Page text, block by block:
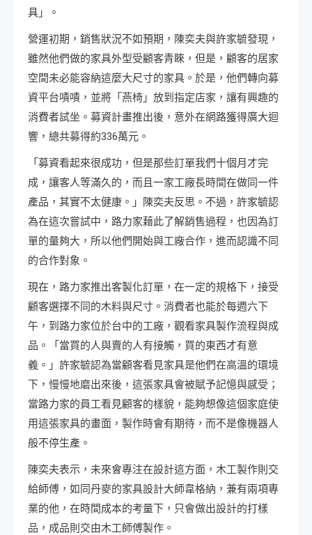
具」。
營運初期，銷售狀況不如預期，陳奕夫與許家毓發現，
雖然他們做的家具外型受顧客青睞，但是，顧客的居家
空間未必能容納這麼大尺寸的家具。於是，他們轉向募
資平台嘖嘖，並將「燕椅」放到指定店家，讓有興趣的
消費者試坐。募資計畫推出後，意外在網路獲得廣大迴
響，總共募得約336萬元。
「募資看起來很成功，但是那些訂單我們十個月才完
成，讓客人等滿久的，而且一家工廠長時間在做同一件
產品，其實不太健康。」陳奕夫反思。不過，許家毓認
為在這次嘗試中，路力家藉此了解銷售過程，也因為訂
單的量夠大，所以他們開始與工廠合作，進而認識不同
的合作對象。
現在，路力家推出客製化訂單，在一定的規格下，接受
顧客選擇不同的木料與尺寸。消費者也能於每週六下
午，到路力家位於台中的工廠，觀看家具製作流程與成
品。「當買的人與賣的人有接觸，買的東西才有意
義。」許家毓認為當顧客看見家具是他們在高溫的環境
下，慢慢地磨出來後，這張家具會被賦予記憶與感受；
當路力家的員工看見顧客的樣貌，能夠想像這個家庭使
用這張家具的畫面，製作時會有期待，而不是像機器人
般不停生產。
陳奕夫表示，未來會專注在設計這方面，木工製作則交
給師傅，如同丹麥的家具設計大師韋格納，兼有兩項專
業的他，在時間成本的考量下，只會做出設計的打樣
品，成品則交由木工師傅製作。